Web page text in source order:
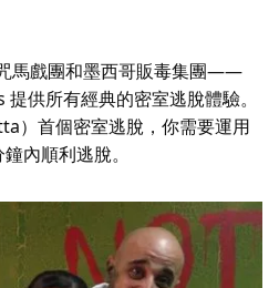
馬戲團和墨西哥販毒集團——
供所有經典的密室逃脫體驗。
）首個密室逃脫，你需要運用
內順利逃脫。